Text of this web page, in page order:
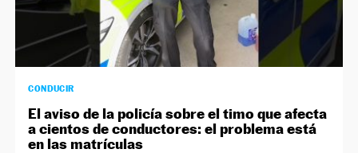
CONDUCIR
El aviso de la policía sobre el timo que afecta
a cientos de conductores: el problema está
en las matrículas